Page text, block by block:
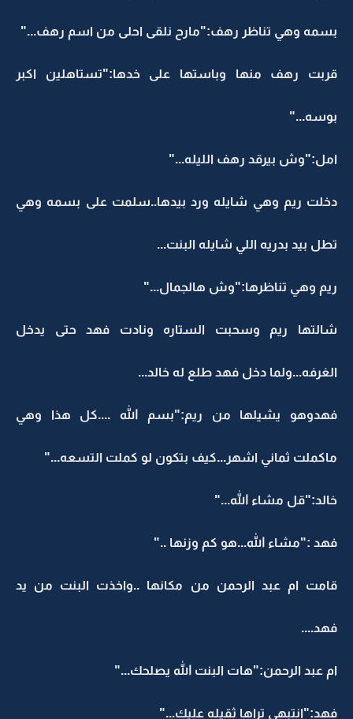
بسمه وهي تناظر رهف:"مارح نلقى احلى من اسم رهف..."
قربت رهف منها وباستها على خدها:"تستاهلين اكبر
بوسه..."
امل:"وش بيرقد رهف الليله..."
دخلت ريم وهي شايله ورد بيدها..سلمت على بسمه وهي
تطل بيد بدريه اللي شايله البنت...
ريم وهي تناظرها:"وش هالجمال..."
شالتها ريم وسحبت الستاره ونادت فهد حتى يدخل
الغرفه...ولما دخل فهد طلع له خالد...
فهدوهو يشيلها من ريم:"بسم الله ....كل هذا وهي
ماكملت ثماني اشهر...كيف بتكون لو كملت التسعه..."
خالد:"قل مشاء الله..."
فهد :"مشاء الله...هو كم وزنها .."
قامت ام عبد الرحمن من مكانها ..واخذت البنت من يد
فهد....
ام عبد الرحمن:"هات البنت الله يصلحك..."
فهد:"انتبهي تراها ثقيله عليك..."